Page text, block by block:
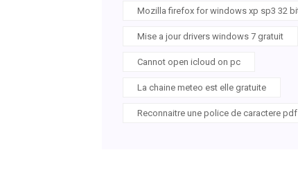
Mozilla firefox for windows xp sp3 32
Mise a jour drivers windows 7 gratuit
Cannot open icloud on pc
La chaine meteo est elle gratuite
Reconnaitre une police de caractere pdf